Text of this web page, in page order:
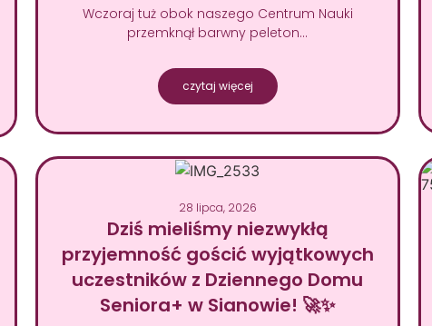
Wczoraj tuż obok naszego Centrum Nauki
przemknął barwny peleton…
czytaj więcej
28 lipca, 2026
Dziś mieliśmy niezwykłą
przyjemność gościć wyjątkowych
uczestników z Dziennego Domu
Seniora+ w Sianowie! 🚀✨